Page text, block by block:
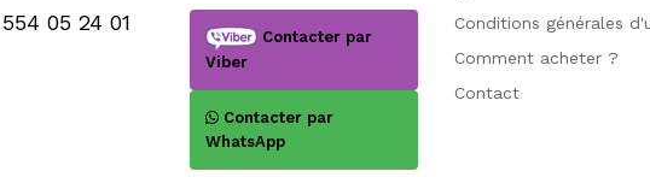
05 24 01
Contacter par
Viber
Contacter par
WhatsApp
Conditions générales
Comment acheter ?
Contact